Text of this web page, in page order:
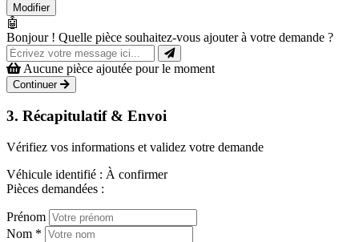
Modifier
🤖
Bonjour ! Quelle pièce souhaitez-vous ajouter à votre demande ?
Aucune pièce ajoutée pour le moment
Continuer
3. Récapitulatif & Envoi
Vérifiez vos informations et validez votre demande
Véhicule identifié : À confirmer
Pièces demandées :
Prénom
Nom *